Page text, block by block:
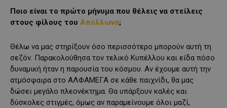
Ποιο είναι το πρώτο μήνυμα που θέλεις να στείλεις
στους φίλους του Απόλλωνα;
Θέλω να μας στηρίξουν όσο περισσότερο μπορούν αυτή τη
σεζόν. Παρακολούθησα τον τελικό Κυπέλλου και είδα πόσο
δυναμική ήταν η παρουσία του κόσμου. Αν έχουμε αυτή την
ατμόσφαιρα στο ΑΛΦΑΜΕΓΑ σε κάθε παιχνίδι, θα μας
δώσει μεγάλο πλεονέκτημα. Θα υπάρξουν καλές και
δύσκολες στιγμές, όμως αν παραμείνουμε όλοι μαζί,